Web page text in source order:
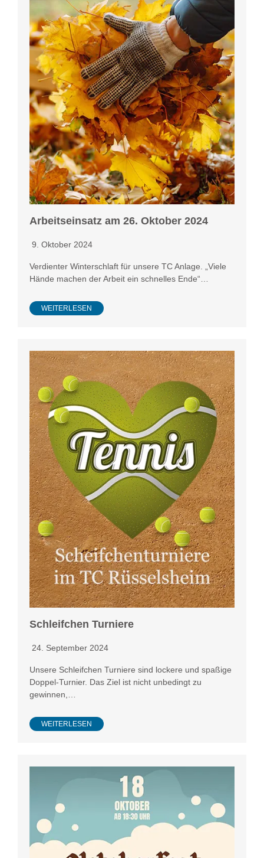
Arbeitseinsatz am 26. Oktober 2024
9. Oktober 2024
Verdienter Winterschlaft für unsere TC Anlage. „Viele
Hände machen der Arbeit ein schnelles Ende“…
WEITERLESEN
Schleifchen Turniere
24. September 2024
Unsere Schleifchen Turniere sind lockere und spaßige
Doppel-Turnier. Das Ziel ist nicht unbedingt zu
gewinnen,…
WEITERLESEN